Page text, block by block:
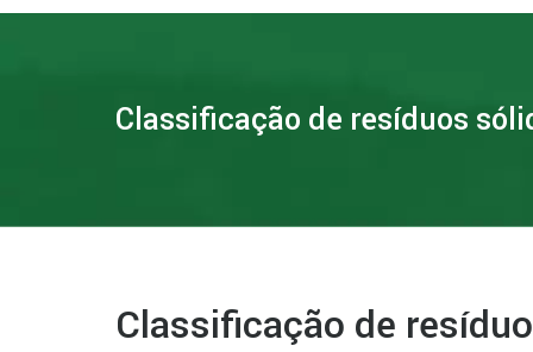
Classificação de resíduos
Classificação de